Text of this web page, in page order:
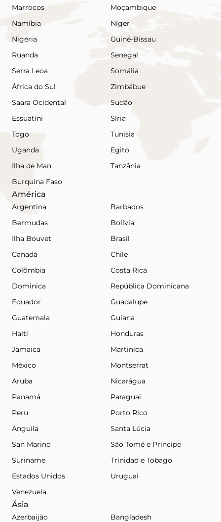
Marrocos
Moçambique
Namíbia
Níger
Nigéria
Guiné-Bissau
Ruanda
Senegal
Serra Leoa
Somália
África do Sul
Zimbábue
Saara Ocidental
Sudão
Essuatíni
Síria
Togo
Tunísia
Uganda
Egito
Ilha de Man
Tanzânia
Burquina Faso
América
Argentina
Barbados
Bermudas
Bolívia
Ilha Bouvet
Brasil
Canadá
Chile
Colômbia
Costa Rica
Dominica
República Dominicana
Equador
Guadalupe
Guatemala
Guiana
Haiti
Honduras
Jamaica
Martinica
México
Montserrat
Aruba
Nicarágua
Panamá
Paraguai
Peru
Porto Rico
Anguila
Santa Lúcia
San Marino
São Tomé e Príncipe
Suriname
Trinidad e Tobago
Estados Unidos
Uruguai
Venezuela
Ásia
Azerbaijão
Bangladesh